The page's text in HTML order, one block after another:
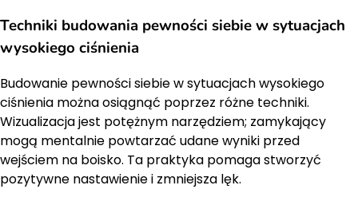
Techniki budowania pewności siebie w sytuacjach
wysokiego ciśnienia
Budowanie pewności siebie w sytuacjach wysokiego
ciśnienia można osiągnąć poprzez różne techniki.
Wizualizacja jest potężnym narzędziem; zamykający
mogą mentalnie powtarzać udane wyniki przed
wejściem na boisko. Ta praktyka pomaga stworzyć
pozytywne nastawienie i zmniejsza lęk.